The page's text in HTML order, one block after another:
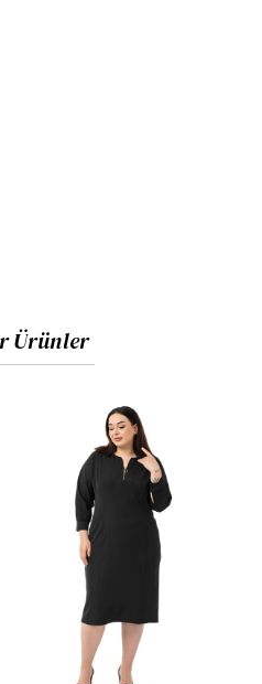
düğmeli, göğsü fırfır
Ürünler